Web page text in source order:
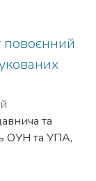
повоєнний
та
ОУН та УПА,
була